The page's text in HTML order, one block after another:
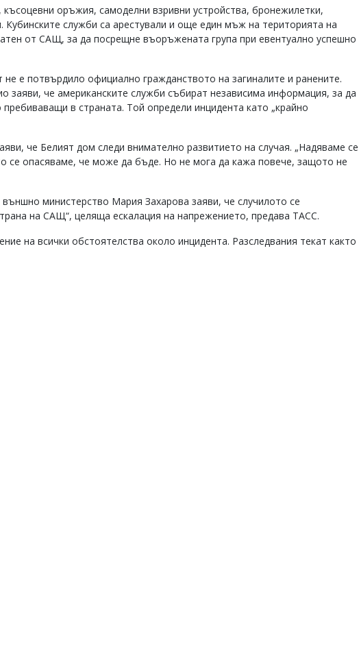
оръжия, самоделни взривни устройства, бронежилетки,
служби са арестували и още един мъж на територията на
от САЩ, за да посрещне въоръжената група при евентуално успешно
е потвърдило официално гражданството на загиналите и ранените.
че американските служби събират независима информация, за да
в страната. Той определи инцидента като „крайно
че Белият дом следи внимателно развитието на случая. „Надяваме се
се опасяваме, че може да бъде. Но не мога да кажа повече, защото не
министерство Мария Захарова заяви, че случилото се
на САЩ“, целяща ескалация на напрежението, предава ТАСС.
на всички обстоятелства около инцидента. Разследвания текат както